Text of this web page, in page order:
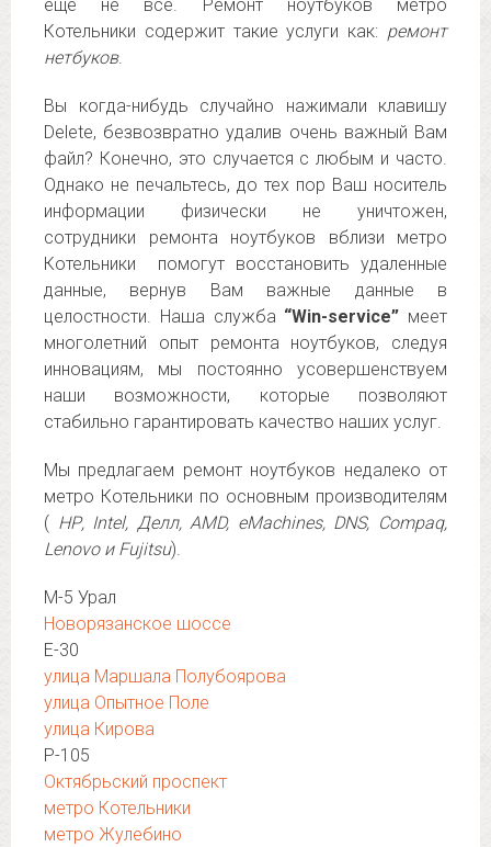
еще не все. Ремонт ноутбуков метро
Котельники содержит такие услуги как: ремонт
нетбуков.
Вы когда-нибудь случайно нажимали клавишу
Delete, безвозвратно удалив очень важный Вам
файл? Конечно, это случается с любым и часто.
Однако не печальтесь, до тех пор Ваш носитель
информации физически не уничтожен,
сотрудники ремонта ноутбуков вблизи метро
Котельники помогут восстановить удаленные
данные, вернув Вам важные данные в
целостности. Наша служба “Win-service” меет
многолетний опыт ремонта ноутбуков, следуя
инновациям, мы постоянно усовершенствуем
наши возможности, которые позволяют
стабильно гарантировать качество наших услуг.
Мы предлагаем ремонт ноутбуков недалеко от
метро Котельники по основным производителям
( НР, Intel, Делл, AMD, eMachines, DNS, Compaq,
Lenovo и Fujitsu).
М-5 Урал
Новорязанское шоссе
Е-30
улица Маршала Полубоярова
улица Опытное Поле
улица Кирова
Р-105
Октябрьский проспект
метро Котельники
метро Жулебино